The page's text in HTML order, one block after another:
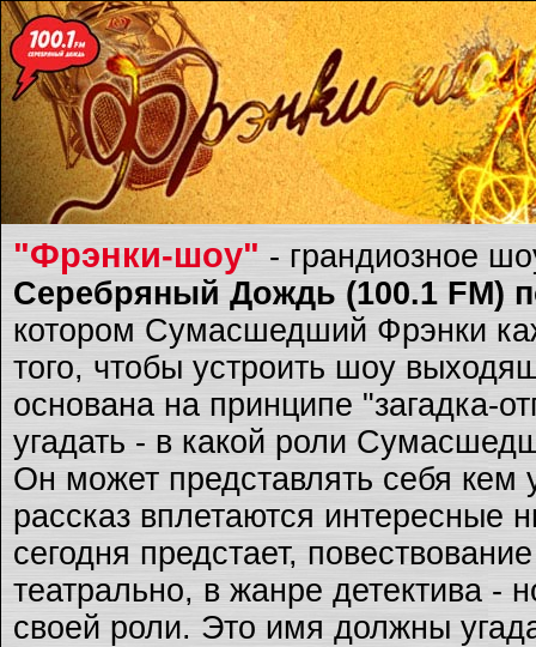
"Фрэнки-шоу" - грандиозное
Серебряный Дождь (100.1 FM)
котором Сумасшедший Фрэнки
того, чтобы устроить шоу
основана на принципе "загадка-
угадать - в какой роли
Он может представлять себя
рассказ вплетаются интересные
сегодня предстает,
театрально, в жанре детектива -
своей роли. Это имя должны